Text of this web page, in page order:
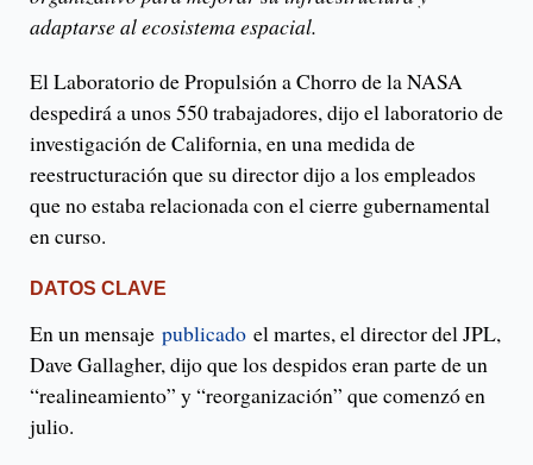
adaptarse al ecosistema espacial.
El Laboratorio de Propulsión a Chorro de la NASA
despedirá a unos 550 trabajadores, dijo el laboratorio de
investigación de California, en una medida de
reestructuración que su director dijo a los empleados
que no estaba relacionada con el cierre gubernamental
en curso.
DATOS CLAVE
En un mensaje publicado el martes, el director del JPL,
Dave Gallagher, dijo que los despidos eran parte de un
“realineamiento” y “reorganización” que comenzó en
julio.